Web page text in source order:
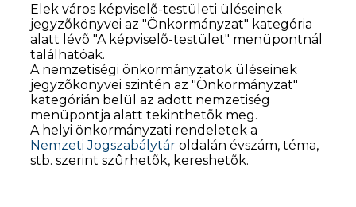
Elek város képviselõ-testületi üléseinek
jegyzõkönyvei az "Önkormányzat" kategória
alatt lévõ "A képviselõ-testület" menüpontnál
találhatóak.
A nemzetiségi önkormányzatok üléseinek
jegyzõkönyvei szintén az "Önkormányzat"
kategórián belül az adott nemzetiség
menüpontja alatt tekinthetõk meg.
A helyi önkormányzati rendeletek a
Nemzeti Jogszabálytár oldalán évszám, téma,
stb. szerint szûrhetõk, kereshetõk.